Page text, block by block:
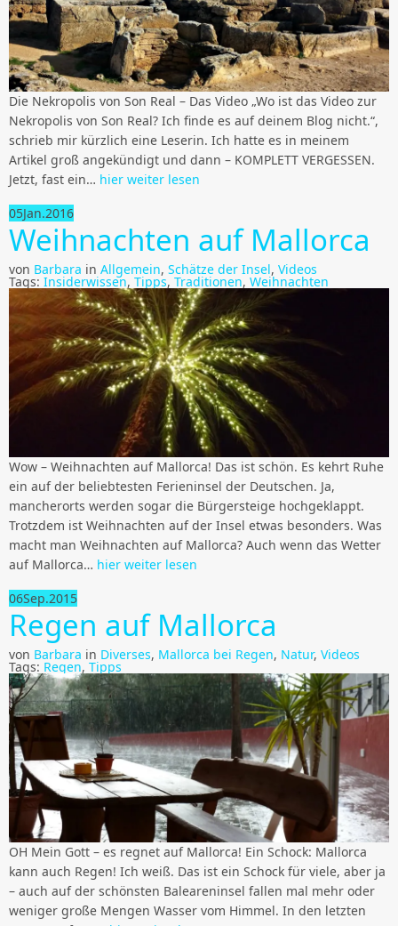
Die Nekropolis von Son Real – Das Video „Wo ist das Video zur
Nekropolis von Son Real? Ich finde es auf deinem Blog nicht.“,
schrieb mir kürzlich eine Leserin. Ich hatte es in meinem
Artikel groß angekündigt und dann – KOMPLETT VERGESSEN.
Jetzt, fast ein… hier weiter lesen
05Jan.2016
Weihnachten auf Mallorca
von Barbara in Allgemein, Schätze der Insel, Videos
Tags: Insiderwissen, Tipps, Traditionen, Weihnachten
Wow – Weihnachten auf Mallorca! Das ist schön. Es kehrt Ruhe
ein auf der beliebtesten Ferieninsel der Deutschen. Ja,
mancherorts werden sogar die Bürgersteige hochgeklappt.
Trotzdem ist Weihnachten auf der Insel etwas besonders. Was
macht man Weihnachten auf Mallorca? Auch wenn das Wetter
auf Mallorca… hier weiter lesen
06Sep.2015
Regen auf Mallorca
von Barbara in Diverses, Mallorca bei Regen, Natur, Videos
Tags: Regen, Tipps
OH Mein Gott – es regnet auf Mallorca! Ein Schock: Mallorca
kann auch Regen! Ich weiß. Das ist ein Schock für viele, aber ja
– auch auf der schönsten Baleareninsel fallen mal mehr oder
weniger große Mengen Wasser vom Himmel. In den letzten